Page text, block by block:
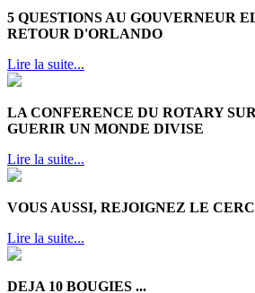
5 QUESTIONS AU GOUVERNEUR
RETOUR D'ORLANDO
Lire la suite...
LA CONFERENCE DU ROTARY
GUERIR UN MONDE DIVISE
Lire la suite...
VOUS AUSSI, REJOIGNEZ LE
Lire la suite...
DEJA 10 BOUGIES ...